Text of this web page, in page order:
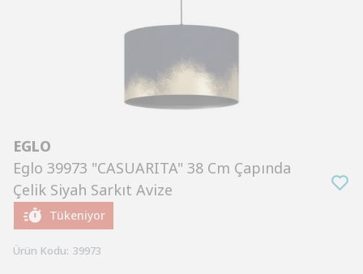
EGLO
Eglo 39973 "CASUARITA" 38 Cm Çapında
Çelik Siyah Sarkıt Avize
Tükeniyor
Ürün Kodu: 39973